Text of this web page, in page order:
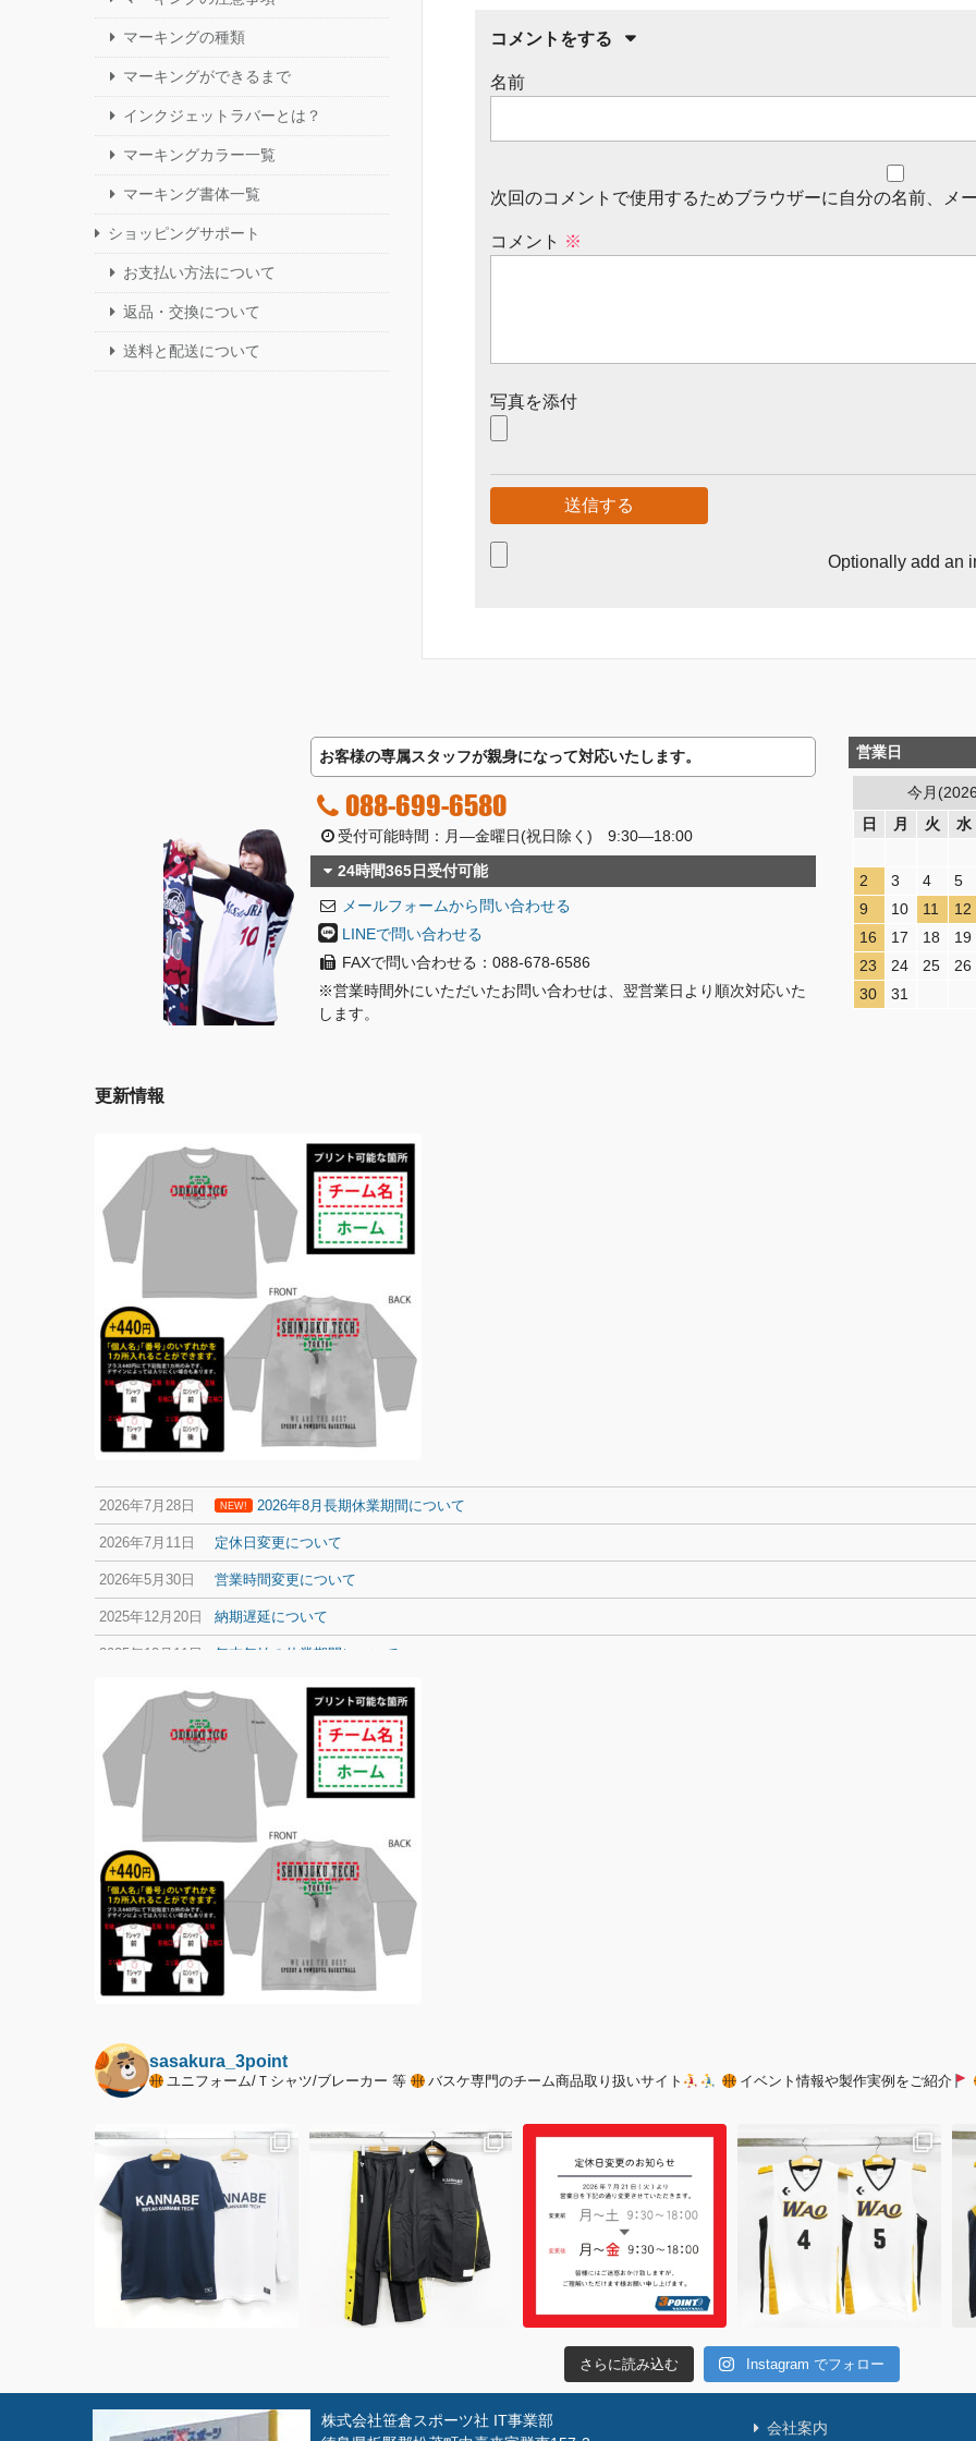
コメントをする
名前
次回のコメントで使用するためブラウザーに自分の名前、メ
コメント ※
写真を添付
Optionally add an
マーキングの種類
マーキングができるまで
インクジェットラバーとは？
マーキングカラー一覧
マーキング書体一覧
ショッピングサポート
お支払い方法について
返品・交換について
送料と配送について
お客様の専属スタッフが親身になって対応いたします。
088-699-6580
受付可能時間：月―金曜日(祝日除く) 9:30―18:00
24時間365日受付可能
メールフォームから問い合わせる
LINEで問い合わせる
FAXで問い合わせる：088-678-6586
※営業時間外にいただいたお問い合わせは、翌営業日より順次対応いた
します。
営業日
今月
日
月 火 水
2
3 4 5
9
10 11 12
16
17 18 19
23
24 25 26
30
31
更新情報
2026年7月28日 NEW! 2026年8月長期休業期間について
2026年7月11日 定休日変更について
2026年5月30日 営業時間変更について
2025年12月20日 納期遅延について
2025年12月11日 年末年始の休業期間について
sasakura_3point
ユニフォーム/Ｔシャツ/ブレーカー 等 バスケ専門のチーム商品取り扱いサイト イベント情報や製作実例をご紹介
さらに読み込む Instagram でフォロー
株式会社笹倉スポーツ社 IT事業部
会社案内